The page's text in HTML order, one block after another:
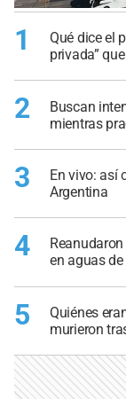
1
Qué dice el
privada”
2
Buscan
mientras
3
En vivo: así
Argentina
4
en aguas
5
Quiénes
murieron